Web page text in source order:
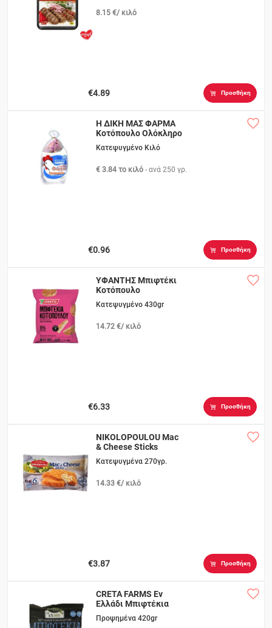
8.15 €/ κιλό
€4.89 Προσθήκη
Η ΔΙΚΗ ΜΑΣ ΦΑΡΜΑ
Κοτόπουλο Ολόκληρο
Κατεψυγμένο Κιλό
€ 3.84 το κιλό - ανά250 γρ.
€0.96 Προσθήκη
ΥΦΑΝΤΗΣ Μπιφτέκι
Κοτόπουλο
Κατεψυγμένο 430gr
14.72 €/ κιλό
€6.33 Προσθήκη
NIKOLOPOULOU Mac
& Cheese Sticks
Κατεψυγμένα 270γρ.
14.33 €/ κιλό
€3.87 Προσθήκη
CRETA FARMS Eν
Ελλάδι Μπιφτέκια
Κοτόπουλου
Προψημένα 420gr